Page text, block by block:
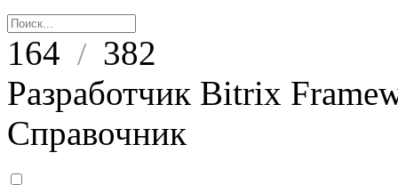
164 / 382
Разработчик Bitrix
Справочник